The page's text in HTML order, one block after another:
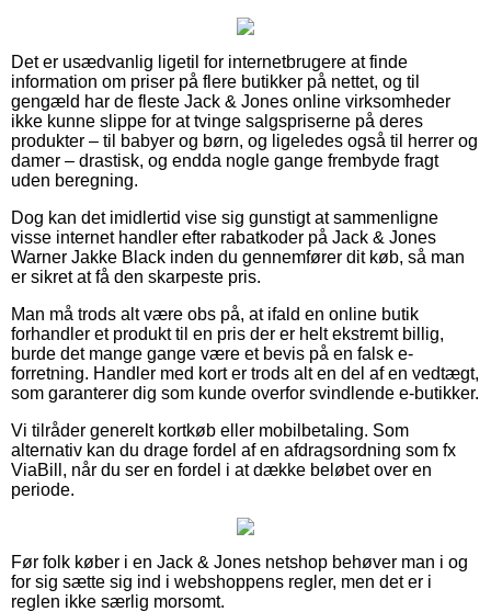
Det er usædvanlig ligetil for internetbrugere at finde
information om priser på flere butikker på nettet, og til
gengæld har de fleste Jack & Jones online virksomheder
ikke kunne slippe for at tvinge salgspriserne på deres
produkter – til babyer og børn, og ligeledes også til herrer og
damer – drastisk, og endda nogle gange frembyde fragt
uden beregning.
Dog kan det imidlertid vise sig gunstigt at sammenligne
visse internet handler efter rabatkoder på Jack & Jones
Warner Jakke Black inden du gennemfører dit køb, så man
er sikret at få den skarpeste pris.
Man må trods alt være obs på, at ifald en online butik
forhandler et produkt til en pris der er helt ekstremt billig,
burde det mange gange være et bevis på en falsk e-
forretning. Handler med kort er trods alt en del af en vedtægt,
som garanterer dig som kunde overfor svindlende e-butikker.
Vi tilråder generelt kortkøb eller mobilbetaling. Som
alternativ kan du drage fordel af en afdragsordning som fx
ViaBill, når du ser en fordel i at dække beløbet over en
periode.
Før folk køber i en Jack & Jones netshop behøver man i og
for sig sætte sig ind i webshoppens regler, men det er i
reglen ikke særlig morsomt.